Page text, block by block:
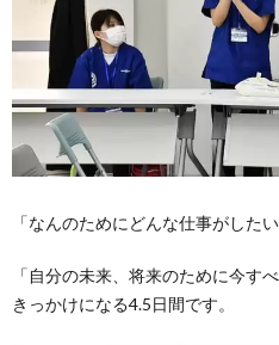
「なんのためにどんな仕事がしたい
「自分の未来、将来のために今す
きっかけになる4.5日間です。